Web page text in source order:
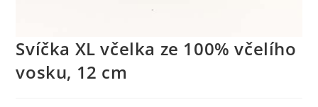
Svíčka XL včelka ze 100% včelího
vosku, 12 cm